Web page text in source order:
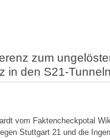
zum
in den S21-Tunneln
vom Faktencheckpotal
Stuttgart 21 und die